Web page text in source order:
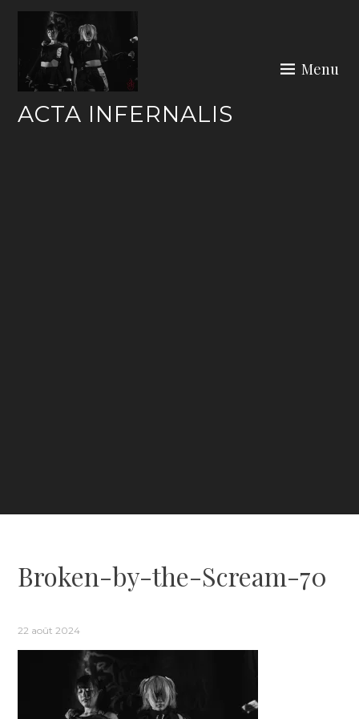
Skip
content
ACTA INFERNALIS
Menu
Broken-by-the-Scream-70
22 août 2024